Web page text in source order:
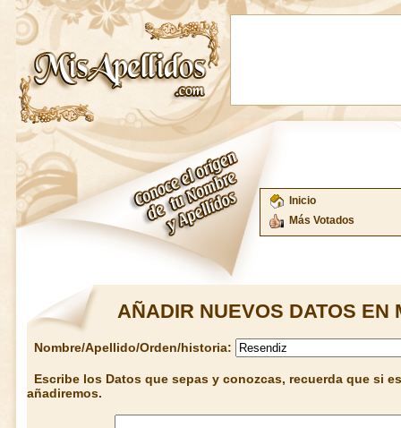
Inicio
Más Votados
AÑADIR NUEVOS DATOS EN
Nombre/Apellido/Orden/historia:
Escribe los Datos que sepas y conozcas, recuerda que si
añadiremos.